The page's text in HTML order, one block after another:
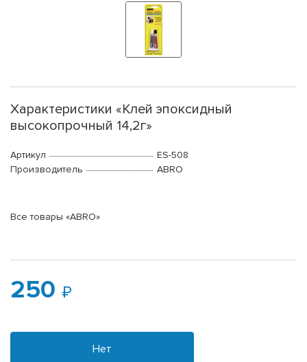
Характеристики «Клей эпоксидный
высокопрочный 14,2г»
Артикул
ES-508
Производитель
ABRO
Все товары «ABRO»
250
Нет